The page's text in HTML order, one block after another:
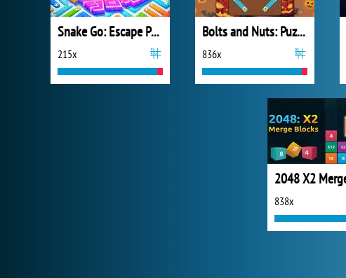
Snake Go: Escape Puzzle
215x
Bolts and Nuts: Puzzle
836x
838x